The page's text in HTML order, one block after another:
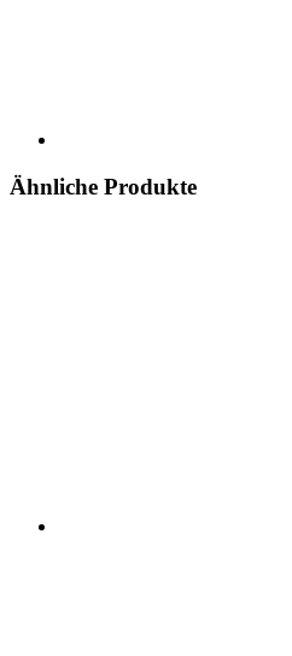
Ähnliche Produkte